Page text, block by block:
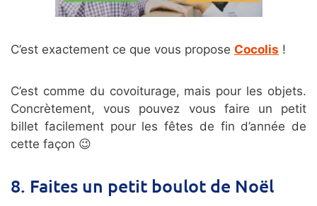
C’est exactement ce que vous propose Cocolis !
C’est comme du covoiturage, mais pour les objets.
Concrètement, vous pouvez vous faire un petit
billet facilement pour les fêtes de fin d’année de
cette façon 😉
8. Faites un petit boulot de Noël